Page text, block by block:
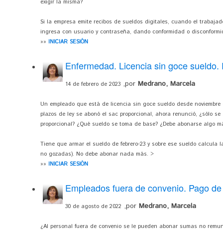
exigir la misma?
Si la empresa emite recibos de sueldos digitales, cuando el
ingresa con usuario y contraseña, dando conformidad o
»» INICIAR SESIÓN
Enfermedad. Licencia sin goce sueldo.
14 de febrero de 2023 ,por Medrano, Marcela
Un empleado que está de licencia sin goce sueldo desde
plazos de ley se abonó el sac proporcional, ahora renunció, ¿sólo
proporcional? ¿Qué sueldo se toma de base? ¿Debe abonarse algo
Tiene que armar el sueldo de febrero-23 y sobre ese sueldo
no gozadas). No debe abonar nada más. >
»» INICIAR SESIÓN
Empleados fuera de convenio. Pago
30 de agosto de 2022 ,por Medrano, Marcela
¿Al personal fuera de convenio se le pueden abonar sumas no